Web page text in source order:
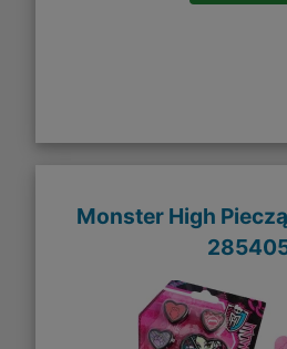
Monster High